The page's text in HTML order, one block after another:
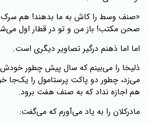
«صنف وسط را کاش به ما بدهند! هم
صحن مکتب! باز من و تو در قطار اول
اما اما ذهنم درگیر تصاویر دیگری است.
ذلیخا را می‌بینم که سال پیش چطور خودش
می‌زد، چطور دو پاکت پرستامول را یک‌جا
هم اجازه نداد که به صنف هفت برود.
مادرکلان را به یاد می‌آورم که می‌گفت: